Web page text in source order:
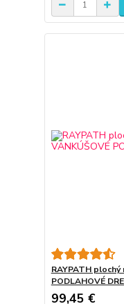
RAYPATH plochý
PODLAHOVÉ
99,45 €